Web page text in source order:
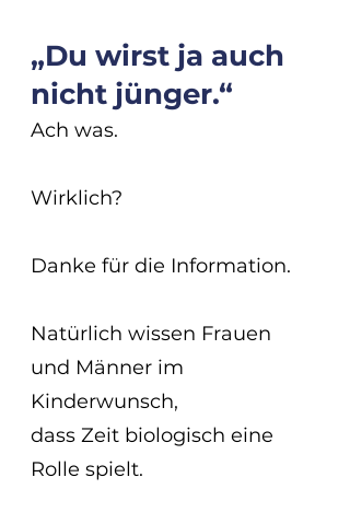
„Du wirst ja auch
nicht jünger.“
Ach was.
Wirklich?
Danke für die Information.
Natürlich wissen Frauen
und Männer im
Kinderwunsch,
dass Zeit biologisch eine
Rolle spielt.